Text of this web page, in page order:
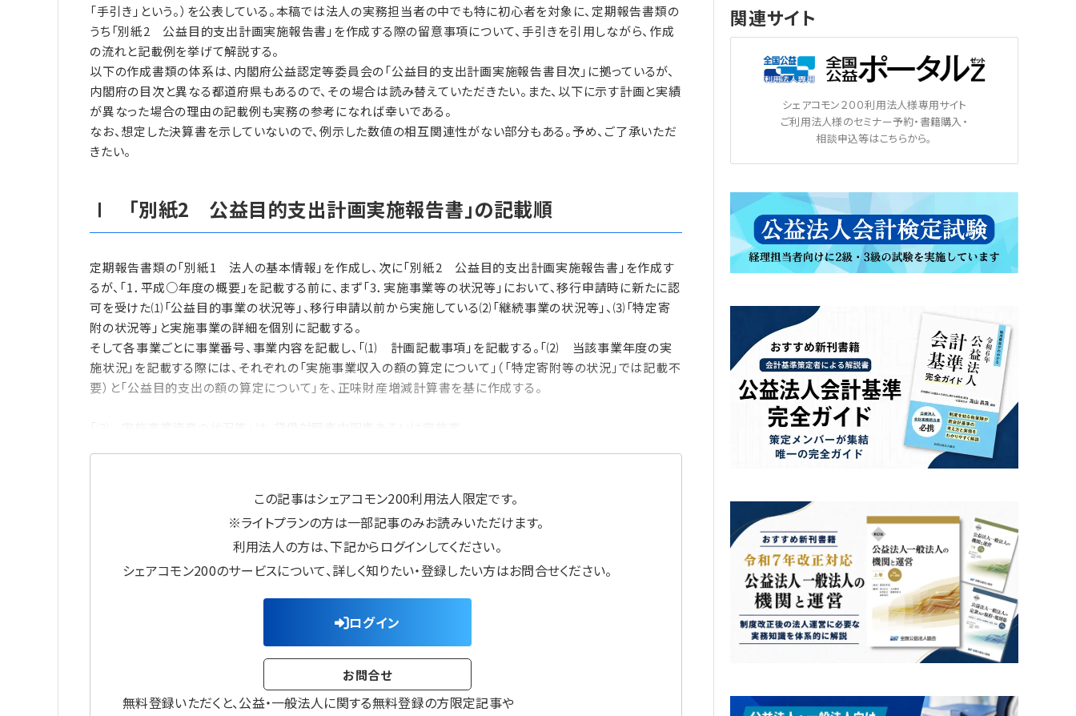
「手引き」という。）を公表している。本稿では法人の実務担当者の中でも特に初心者を対象に、定期報告書類の
うち「別紙2 公益目的支出計画実施報告書」を作成する際の留意事項について、手引きを引用しながら、作成
の流れと記載例を挙げて解説する。
以下の作成書類の体系は、内閣府公益認定等委員会の「公益目的支出計画実施報告書目次」に拠っているが、
内閣府の目次と異なる都道府県もあるので、その場合は読み替えていただきたい。また、以下に示す計画と実績
が異なった場合の理由の記載例も実務の参考になれば幸いである。
なお、想定した決算書を示していないので、例示した数値の相互関連性がない部分もある。予め、ご了承いただ
きたい。
Ⅰ 「別紙2 公益目的支出計画実施報告書」の記載順
定期報告書類の「別紙1 法人の基本情報」を作成し、次に「別紙2 公益目的支出計画実施報告書」を作成す
るが、「1．平成○年度の概要」を記載する前に、まず「3．実施事業等の状況等」において、移行申請時に新たに認
可を受けた⑴「公益目的事業の状況等」、移行申請以前から実施している⑵「継続事業の状況等」、⑶「特定寄
附の状況等」と実施事業の詳細を個別に記載する。
そして各事業ごとに事業番号、事業内容を記載し、「⑴ 計画記載事項」を記載する。「⑵ 当該事業年度の実
施状況」を記載する際には、それぞれの「実施事業収入の額の算定について」（「特定寄附等の状況」では記載不
要）と「公益目的支出の額の算定について」を、正味財産増減計算書を基に作成する。
この記事はシェアコモン200利用法人限定です。
※ライトプランの方は一部記事のみお読みいただけます。
利用法人の方は、下記からログインしてください。
シェアコモン200のサービスについて、詳しく知りたい・登録したい方はお問合せください。
ログイン
お問合せ
無料登録いただくと、公益・一般法人に関する無料登録の方限定記事や
関連サイト
シェアコモン２００利用法人様専用サイト
ご利用法人様のセミナー予約・書籍購入・
相談申込等はこちらから。